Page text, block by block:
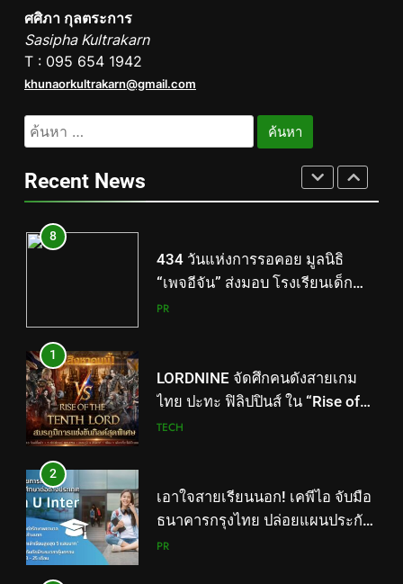
ศศิภา กุลตระการ
Sasipha Kultrakarn
T : 095 654 1942
khunaorkultrakarn@gmail.com
ค้นหา
สำหรับ:
Recent News
ผลิตสู่เอเชียตะวันออกเฉียงใต้
เสริมแกร่งยุทธศาสตร์ระดับโลก
7
TECNO ประกาศทรานส์ฟอร์มจาก
เกมมิ่งโฟน สู่ไลฟ์สไตล์แฟชั่นไอ
เท็ม เสิร์ฟใหญ่ปักหมุดแลนมาร์ค
8
434 วันแห่งการรอคอย มูลนิธิ
“เพจอีจัน” ส่งมอบ โรงเรียนเด็ก
พิเศษทองผาภูมิ ให้กระทรวง
เวลา 434 วัน เปลี่ยนพื้นที่ว่างเปล่า
ให้กลายเป็นโรงเรียนแห่งความหวัง
PR
1
LORDNINE จัดศึกคนดังสายเกม
ไทย ปะทะ ฟิลิปปินส์ ใน “Rise of
the Tenth Lord” เปิดสงครามกิลด์
TECH
2
เอาใจสายเรียนนอก! เคพีไอ จับมือ
ธนาคารกรุงไทย ปล่อยแผนประกัน
“GEN U INTER” ยกระดับความ
PR